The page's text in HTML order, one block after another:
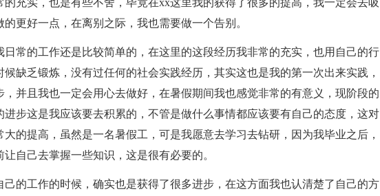
充实，也是有些不舍，毕竟在xx这里我的获得了很多的提高，我一定会去吸
更好一点，在离别之际，我也需要做一个告别。
日常的工作还是比较简单的，在这里的这段经历我非常的充实，也用自己的行
缺乏锻炼，没有过任何的社会实践经历，其实这也是我的第一次出来实践，
并且我也一定会用心去做好，在暑假期间我也感觉非常的有意义，现阶段的
进步这是我应该要去积累的，不管是做什么事情都应该要有自己的态度，这对
的提高，虽然是一名暑假工，可是我愿意去学习去钻研，因为我毕业之后，
自己去掌握一些知识，这是很有必要的。
己的工作的时候，确实也是获得了很多进步，在这方面我也认清楚了自己的方